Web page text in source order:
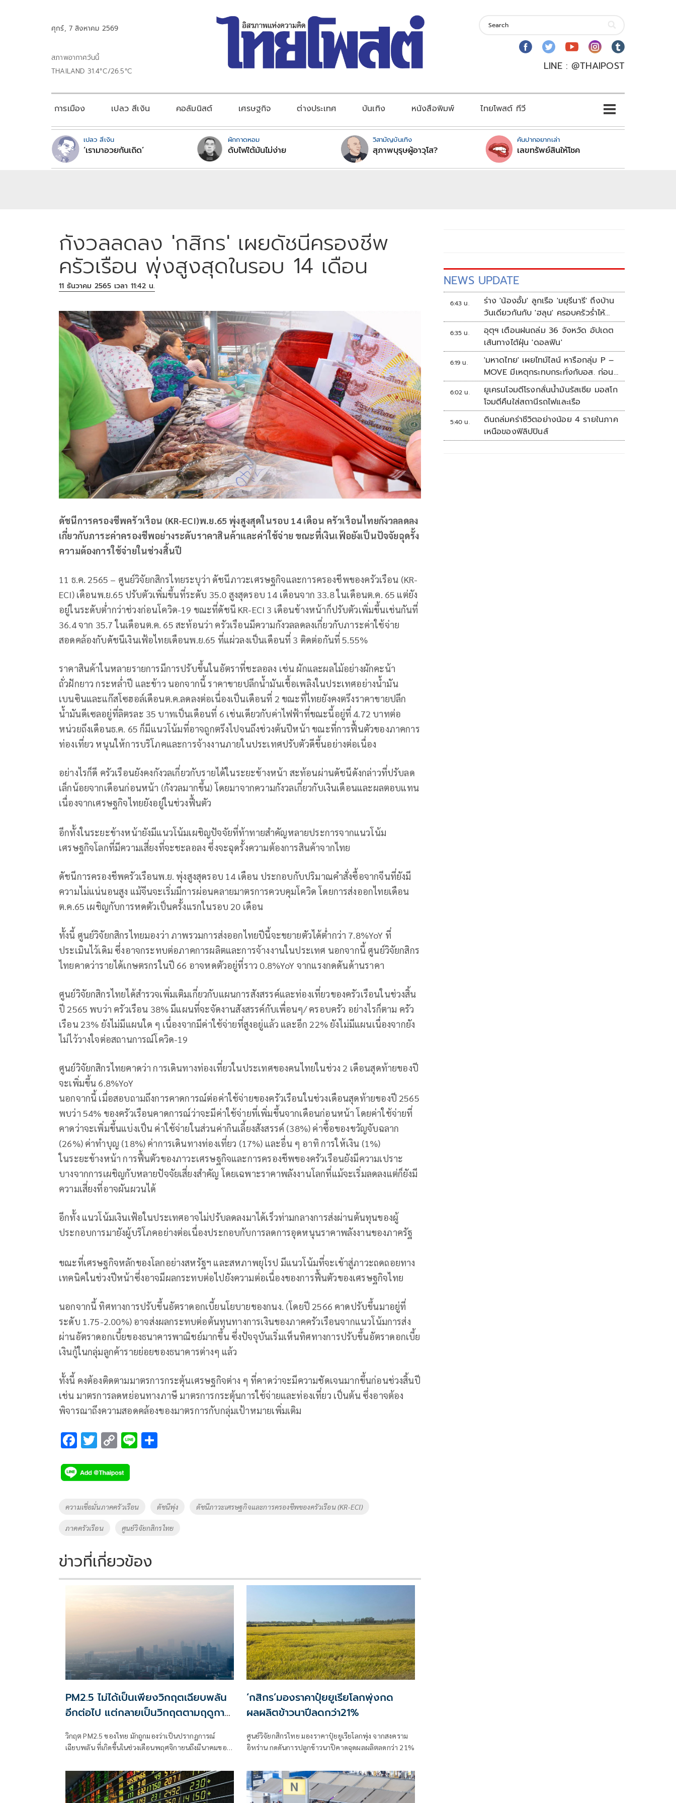
ศุกร์, 7 สิงหาคม 2569
สภาพอากาศวันนี้
THAILAND 31.4°C/26.5°C
LINE : @THAIPOST
การเมือง เปลว สีเงิน คอลัมนิสต์ เศรษฐกิจ ต่างประเทศ บันเทิง หนังสือพิมพ์ ไทยโพสต์ ทีวี
เปลว สีเงิน
‘เรามาอวยกันเถิด’
ผักกาดหอม
ดับไฟใต้มันไม่ง่าย
วิสามัญบันเทิง
สุภาพบุรุษผู้อาวุโส?
คันปากอยากเล่า
เลขทรัพย์สินให้โชค
กังวลลดลง 'กสิกร' เผยดัชนีครองชีพ
ครัวเรือน พุ่งสูงสุดในรอบ 14 เดือน
11 ธันวาคม 2565 เวลา 11:42 น.
ดัชนีการครองชีพครัวเรือน (KR-ECI)พ.ย.65 พุ่งสูงสุดในรอบ 14 เดือน ครัวเรือนไทยกังวลลดลง
เกี่ยวกับภาระค่าครองชีพอย่างระดับราคาสินค้าและค่าใช้จ่าย ขณะที่เงินเฟ้อยังเป็นปัจจัยฉุดรั้ง
ความต้องการใช้จ่ายในช่วงสิ้นปี
11 ธ.ค. 2565 – ศูนย์วิจัยกสิกรไทยระบุว่า ดัชนีภาวะเศรษฐกิจและการครองชีพของครัวเรือน (KR-
ECI) เดือนพ.ย.65 ปรับตัวเพิ่มขึ้นที่ระดับ 35.0 สูงสุดรอบ 14 เดือนจาก 33.8 ในเดือนต.ค. 65 แต่ยัง
อยู่ในระดับต่ำกว่าช่วงก่อนโควิด-19 ขณะที่ดัชนี KR-ECI 3 เดือนข้างหน้าก็ปรับตัวเพิ่มขึ้นเช่นกันที่
36.4 จาก 35.7 ในเดือนต.ค. 65 สะท้อนว่า ครัวเรือนมีความกังวลลดลงเกี่ยวกับภาระค่าใช้จ่าย
สอดคล้องกับดัชนีเงินเฟ้อไทยเดือนพ.ย.65 ที่แผ่วลงเป็นเดือนที่ 3 ติดต่อกันที่ 5.55%
ราคาสินค้าในหลายรายการมีการปรับขึ้นในอัตราที่ชะลอลง เช่น ผักและผลไม้อย่างผักคะน้า
ถั่วฝักยาว กระหล่ำปี และข้าว นอกจากนี้ ราคาขายปลีกน้ำมันเชื้อเพลิงในประเทศอย่างน้ำมัน
เบนซินและแก๊สโซฮอล์เดือนต.ค.ลดลงต่อเนื่องเป็นเดือนที่ 2 ขณะที่ไทยยังคงตรึงราคาขายปลีก
น้ำมันดีเซลอยู่ที่ลิตรละ 35 บาทเป็นเดือนที่ 6 เช่นเดียวกับค่าไฟฟ้าที่ขณะนี้อยู่ที่ 4.72 บาทต่อ
หน่วยถึงเดือนธ.ค. 65 ก็มีแนวโน้มที่อาจถูกตรึงไปจนถึงช่วงต้นปีหน้า ขณะที่การฟื้นตัวของภาคการ
ท่องเที่ยว หนุนให้การบริโภคและการจ้างงานภายในประเทศปรับตัวดีขึ้นอย่างต่อเนื่อง
อย่างไรก็ดี ครัวเรือนยังคงกังวลเกี่ยวกับรายได้ในระยะข้างหน้า สะท้อนผ่านดัชนีดังกล่าวที่ปรับลด
เล็กน้อยจากเดือนก่อนหน้า (กังวลมากขึ้น) โดยมาจากความกังวลเกี่ยวกับเงินเดือนและผลตอบแทน
เนื่องจากเศรษฐกิจไทยยังอยู่ในช่วงฟื้นตัว
อีกทั้งในระยะข้างหน้ายังมีแนวโน้มเผชิญปัจจัยที่ท้าทายสำคัญหลายประการจากแนวโน้ม
เศรษฐกิจโลกที่มีความเสี่ยงที่จะชะลอลง ซึ่งจะฉุดรั้งความต้องการสินค้าจากไทย
ดัชนีการครองชีพครัวเรือนพ.ย. พุ่งสูงสุดรอบ 14 เดือน ประกอบกับปริมาณคำสั่งซื้อจากจีนที่ยังมี
ความไม่แน่นอนสูง แม้จีนจะเริ่มมีการผ่อนคลายมาตรการควบคุมโควิด โดยการส่งออกไทยเดือน
ต.ค.65 เผชิญกับการหดตัวเป็นครั้งแรกในรอบ 20 เดือน
ทั้งนี้ ศูนย์วิจัยกสิกรไทยมองว่า ภาพรวมการส่งออกไทยปีนี้จะขยายตัวได้ต่ำกว่า 7.8%YoY ที่
ประเมินไว้เดิม ซึ่งอาจกระทบต่อภาคการผลิตและการจ้างงานในประเทศ นอกจากนี้ ศูนย์วิจัยกสิกร
ไทยคาดว่ารายได้เกษตรกรในปี 66 อาจหดตัวอยู่ที่ราว 0.8%YoY จากแรงกดดันด้านราคา
ศูนย์วิจัยกสิกรไทยได้สำรวจเพิ่มเติมเกี่ยวกับแผนการสังสรรค์และท่องเที่ยวของครัวเรือนในช่วงสิ้น
ปี 2565 พบว่า ครัวเรือน 38% มีแผนที่จะจัดงานสังสรรค์กับเพื่อนๆ/ ครอบครัว อย่างไรก็ตาม ครัว
เรือน 23% ยังไม่มีแผนใด ๆ เนื่องจากมีค่าใช้จ่ายที่สูงอยู่แล้ว และอีก 22% ยังไม่มีแผนเนื่องจากยัง
ไม่ไว้วางใจต่อสถานการณ์โควิด-19
ศูนย์วิจัยกสิกรไทยคาดว่า การเดินทางท่องเที่ยวในประเทศของคนไทยในช่วง 2 เดือนสุดท้ายของปี
จะเพิ่มขึ้น 6.8%YoY
นอกจากนี้ เมื่อสอบถามถึงการคาดการณ์ต่อค่าใช้จ่ายของครัวเรือนในช่วงเดือนสุดท้ายของปี 2565
พบว่า 54% ของครัวเรือนคาดการณ์ว่าจะมีค่าใช้จ่ายที่เพิ่มขึ้นจากเดือนก่อนหน้า โดยค่าใช้จ่ายที่
คาดว่าจะเพิ่มขึ้นแบ่งเป็น ค่าใช้จ่ายในส่วนค่ากินเลี้ยงสังสรรค์ (38%) ค่าซื้อของขวัญจับฉลาก
(26%) ค่าทำบุญ (18%) ค่าการเดินทางท่องเที่ยว (17%) และอื่น ๆ อาทิ การให้เงิน (1%)
ในระยะข้างหน้า การฟื้นตัวของภาวะเศรษฐกิจและการครองชีพของครัวเรือนยังมีความเปราะ
บางจากการเผชิญกับหลายปัจจัยเสี่ยงสำคัญ โดยเฉพาะราคาพลังงานโลกที่แม้จะเริ่มลดลงแต่ก็ยังมี
ความเสี่ยงที่อาจผันผวนได้
อีกทั้ง แนวโน้มเงินเฟ้อในประเทศอาจไม่ปรับลดลงมาได้เร็วท่ามกลางการส่งผ่านต้นทุนของผู้
ประกอบการมายังผู้บริโภคอย่างต่อเนื่องประกอบกับการลดการอุดหนุนราคาพลังงานของภาครัฐ
ขณะที่เศรษฐกิจหลักของโลกอย่างสหรัฐฯ และสหภาพยุโรป มีแนวโน้มที่จะเข้าสู่ภาวะถดถอยทาง
เทคนิคในช่วงปีหน้าซึ่งอาจมีผลกระทบต่อไปยังความต่อเนื่องของการฟื้นตัวของเศรษฐกิจไทย
นอกจากนี้ ทิศทางการปรับขึ้นอัตราดอกเบี้ยนโยบายของกนง. (โดยปี 2566 คาดปรับขึ้นมาอยู่ที่
ระดับ 1.75-2.00%) อาจส่งผลกระทบต่อต้นทุนทางการเงินของภาคครัวเรือนจากแนวโน้มการส่ง
ผ่านอัตราดอกเบี้ยของธนาคารพาณิชย์มากขึ้น ซึ่งปัจจุบันเริ่มเห็นทิศทางการปรับขึ้นอัตราดอกเบี้ย
เงินกู้ในกลุ่มลูกค้ารายย่อยของธนาคารต่างๆ แล้ว
ทั้งนี้ คงต้องติดตามมาตรการกระตุ้นเศรษฐกิจต่าง ๆ ที่คาดว่าจะมีความชัดเจนมากขึ้นก่อนช่วงสิ้นปี
เช่น มาตรการลดหย่อนทางภาษี มาตรการกระตุ้นการใช้จ่ายและท่องเที่ยว เป็นต้น ซึ่งอาจต้อง
พิจารณาถึงความสอดคล้องของมาตรการกับกลุ่มเป้าหมายเพิ่มเติม
F
e
b
o
o
k
T
tt
er
C
p
y
Li
k
Li
Tags
ความเชื่อมั่นภาคครัวเรือน ดัชนีพุ่ง ดัชนีภาวะเศรษฐกิจและการครองชีพของครัวเรือน (KR-ECI)
ภาคครัวเรือน ศูนย์วิจัยกสิกรไทย
ข่าวที่เกี่ยวข้อง
PM2.5 ไม่ได้เป็นเพียงวิกฤตเฉียบพลัน
อีกต่อไป แต่กลายเป็นวิกฤตตามฤดูกาล
วิกฤต PM2.5 ของไทย มักถูกมองว่าเป็นปรากฏการณ์
เฉียบพลัน ที่เกิดขึ้นในช่วงเดือนพฤศจิกายนถึงมีนาคมของ
PM2.5 จะเกิดขึ้นตามฤดูกาล
‘กสิกร’มองราคาปุ๋ยยูเรียโลกพุ่งกด
ผลผลิตข้าวนาปีลดกว่า21%
ศูนย์วิจัยกสิกรไทย มองราคาปุ๋ยยูเรียโลกพุ่ง จากสงคราม
อิหร่าน กดดันการปลูกข้าวนาปีคาดฉุดผลผลิตลดกว่า 21%
NEWS UPDATE
6:43 น.
ร่าง 'น้องอั้ม' ลูกเรือ 'มยุรีนารี' ถึงบ้าน
วันเดียวกันกับ 'ฮลุน' ครอบครัวร่ำไห้
เผยฝันอยากเป็นทหารเรือ
6:35 น.
อุตุฯ เตือนฝนถล่ม 36 จังหวัด อัปเดต
เส้นทางไต้ฝุ่น 'ดอลฟิน'
6:19 น.
'มหาดไทย' เผยไทม์ไลน์ หารือกลุ่ม P –
MOVE มีเหตุกระทบกระทั่งกับอส. ก่อน
พาส่งขึ้นรถกลับ
6:02 น.
ยูเครนโจมตีโรงกลั่นน้ำมันรัสเซีย มอสโก
โจมตีคืนใส่สถานีรถไฟและเรือ
5:40 น.
ดินถล่มคร่าชีวิตอย่างน้อย 4 รายในภาค
เหนือของฟิลิปปินส์